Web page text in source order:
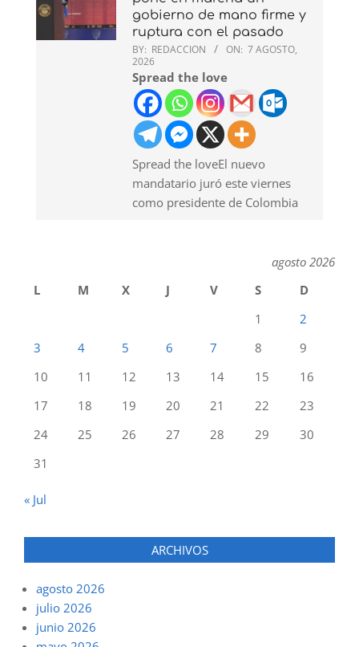
gobierno de mano firme y
ruptura con el pasado
BY: REDACCION ON: 7 AGOSTO,
2026
Spread the love
Spread the loveEl nuevo
mandatario juró este viernes
como presidente de Colombia
agosto 2026
L
M X J V S
D
1
2
3
4 5 6 7 8
9
10
11 12 13 14 15
16
17
18 19 20 21 22
23
24
25 26 27 28 29
30
31
« Jul
ARCHIVOS
agosto 2026
julio 2026
junio 2026